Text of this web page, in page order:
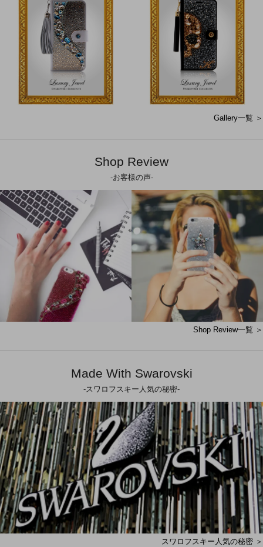
Gallery一覧 ＞
Shop Review
-お客様の声-
Shop Review一覧 ＞
Made With Swarovski
-スワロフスキー人気の秘密-
スワロフスキー人気の秘密 ＞